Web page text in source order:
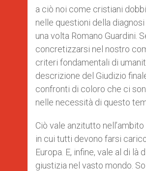
a ciò noi come cristiani
nelle questioni della diagnosi
una volta Romano Guardini.
concretizzarsi nel nostro
criteri fondamentali di
descrizione del Giudizio
confronti di coloro che ci
nelle necessità di questo
Ciò vale anzitutto
in cui tutti devono farsi
Europa. E, infine, vale al di
giustizia nel vasto mondo.